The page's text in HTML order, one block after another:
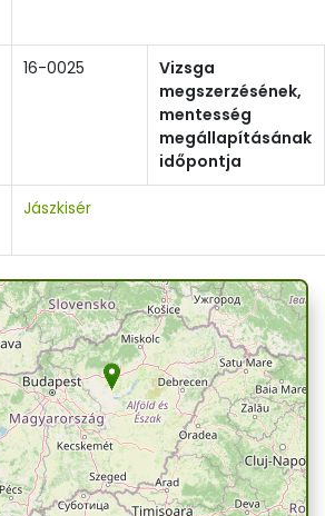
16-0025
Vizsga
megszerzésének,
mentesség
megállapításának
időpontja
Jászkisér